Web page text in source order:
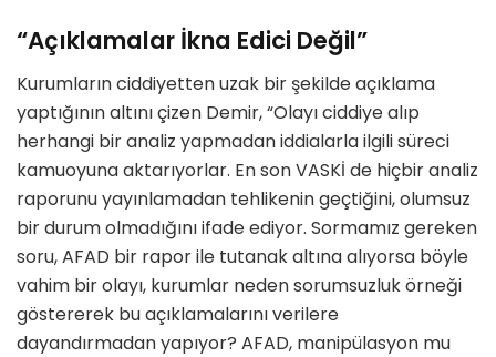
“Açıklamalar İkna Edici Değil”
Kurumların ciddiyetten uzak bir şekilde açıklama
yaptığının altını çizen Demir, “Olayı ciddiye alıp
herhangi bir analiz yapmadan iddialarla ilgili süreci
kamuoyuna aktarıyorlar. En son VASKİ de hiçbir analiz
raporunu yayınlamadan tehlikenin geçtiğini, olumsuz
bir durum olmadığını ifade ediyor. Sormamız gereken
soru, AFAD bir rapor ile tutanak altına alıyorsa böyle
vahim bir olayı, kurumlar neden sorumsuzluk örneği
göstererek bu açıklamalarını verilere
dayandırmadan yapıyor? AFAD, manipülasyon mu